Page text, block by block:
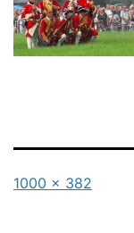
Originalgröße
1000 × 382